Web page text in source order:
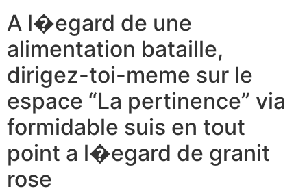
A l�egard de une
alimentation bataille,
dirigez-toi-meme sur le
espace “La pertinence” via
formidable suis en tout
point a l�egard de granit
rose